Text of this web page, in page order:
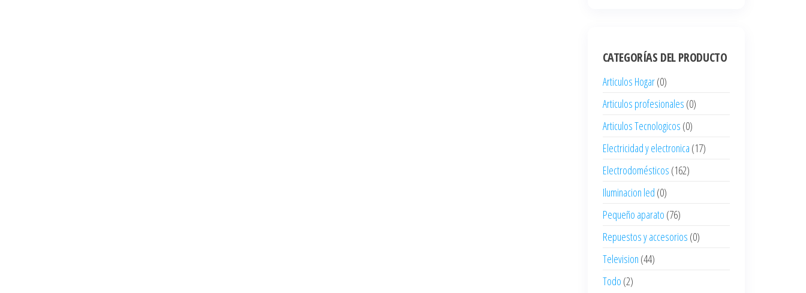
CATEGORÍAS DEL PRODUCTO
Articulos Hogar(0)
Articulos profesionales (0)
Articulos Tecnologicos (0)
Electricidad y electronica (17)
Electrodomésticos (162)
Iluminacion led (0)
Pequeño aparato (76)
Repuestos y accesorios (0)
Television (44)
Todo (2)